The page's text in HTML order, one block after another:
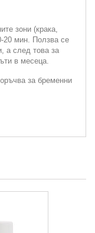
зони (крака,
20 мин. Ползва се
а след това за
в месеца.
за бременни